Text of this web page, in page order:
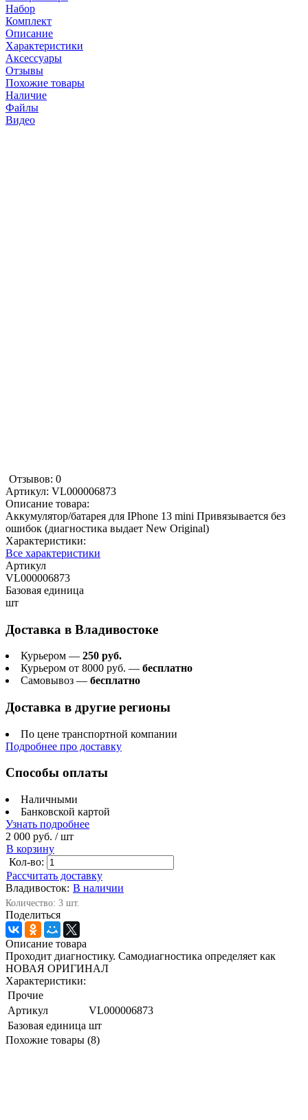
Набор
Комплект
Описание
Характеристики
Аксессуары
Отзывы
Похожие товары
Наличие
Файлы
Видео
Отзывов: 0
Артикул: VL000006873
Описание товара:
Аккумулятор/батарея для IPhone 13 mini Привязывается без
ошибок (диагностика выдает New Original)
Характеристики:
Все характеристики
Артикул
VL000006873
Базовая единица
шт
Доставка в Владивостоке
Курьером — 250 руб.
Курьером от 8000 руб. — бесплатно
Самовывоз — бесплатно
Доставка в другие регионы
По цене транспортной компании
Подробнее про доставку
Способы оплаты
Наличными
Банковской картой
Узнать подробнее
2 000 руб. / шт
В корзину
Кол-во:
Рассчитать доставку
Владивосток: В наличии
Количество: 3 шт.
Поделиться
Описание товара
Проходит диагностику. Самодиагностика определяет как
НОВАЯ ОРИГИНАЛ
Характеристики:
Прочие
Артикул
VL000006873
Базовая единица шт
Похожие товары (8)